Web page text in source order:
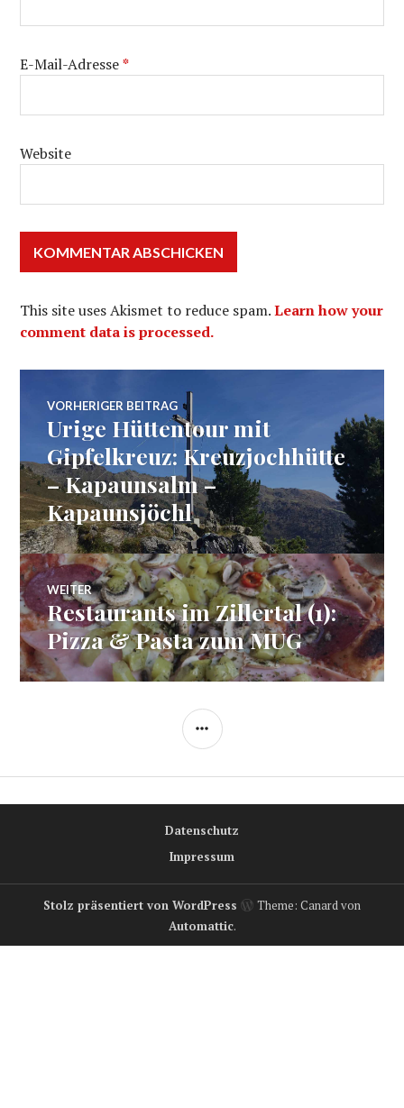
E-Mail-Adresse*
Website
This site uses Akismet to reduce spam.Learn how your
comment data is processed.
Beitragsnavigation
VORHERIGER BEITRAG
Vorheriger
Beitrag:
Urige Hüttentour mit
Gipfelkreuz: Kreuzjochhütte
– Kapaunsalm –
Kapaunsjöchl
WEITER
Nächster
Beitrag:
Restaurants im Zillertal (1):
Pizza & Pasta zum MUG
SEITENLEISTE
Datenschutz
Impressum
Stolz präsentiert von WordPress
Theme: Canard von
Automattic.